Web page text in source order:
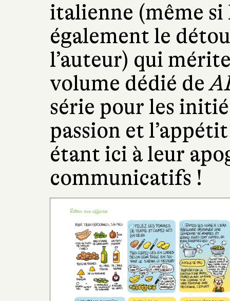
italienne (même
également le
l’auteur) qui
volume dédié de
série pour les
passion et
étant ici à leur
communicatifs !